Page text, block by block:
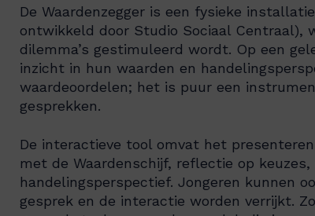
De Waardenzegger is een fysieke
ontwikkeld door Studio Sociaal Centraal),
dilemma’s gestimuleerd wordt. Op een
inzicht in hun waarden en
waardeoordelen; het is puur een
gesprekken.
De interactieve tool omvat het
met de Waardenschijf, reflectie op
handelingsperspectief. Jongeren kunnen
gesprek en de interactie worden verrijkt.